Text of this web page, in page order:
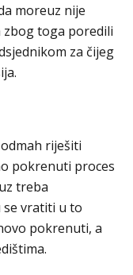
moreuz nije
zbog toga poredili
za čijeg
riješiti
pokrenuti proces
treba
vratiti u to
pokrenuti, a